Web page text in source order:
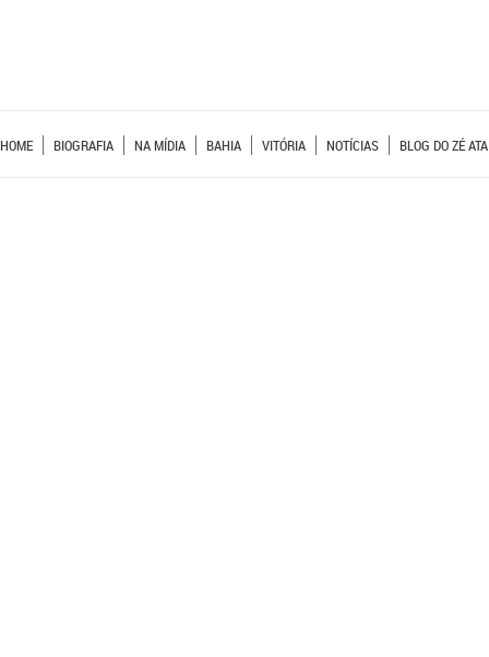
HOME BIOGRAFIA NA MÍDIA BAHIA VITÓRIA NOTÍCIAS BLOG DO ZÉ